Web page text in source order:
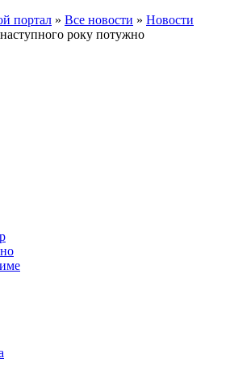
портал » Все новости » Новости
наступного року потужно